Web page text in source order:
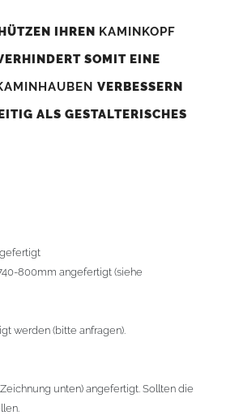
EUR).
finden Sie unter
IHREN KAMINKOPF
SOMIT EINE
VERBESSERN
ALS GESTALTERISCHES
800mm angefertigt (siehe
werden (bitte anfragen).
unten) angefertigt. Sollten die